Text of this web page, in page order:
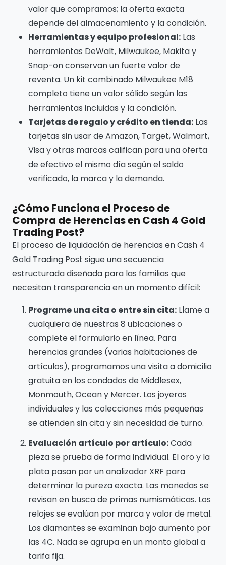
valor que compramos; la oferta exacta
depende del almacenamiento y la condición.
Herramientas y equipo profesional: Las
herramientas DeWalt, Milwaukee, Makita y
Snap-on conservan un fuerte valor de
reventa. Un kit combinado Milwaukee M18
completo tiene un valor sólido según las
herramientas incluidas y la condición.
Tarjetas de regalo y crédito en tienda: Las
tarjetas sin usar de Amazon, Target, Walmart,
Visa y otras marcas califican para una oferta
de efectivo el mismo día según el saldo
verificado, la marca y la demanda.
¿Cómo Funciona el Proceso de
Compra de Herencias en Cash 4 Gold
Trading Post?
El proceso de liquidación de herencias en Cash 4
Gold Trading Post sigue una secuencia
estructurada diseñada para las familias que
necesitan transparencia en un momento difícil:
Programe una cita o entre sin cita: Llame a
cualquiera de nuestras 8 ubicaciones o
complete el formulario en línea. Para
herencias grandes (varias habitaciones de
artículos), programamos una visita a domicilio
gratuita en los condados de Middlesex,
Monmouth, Ocean y Mercer. Los joyeros
individuales y las colecciones más pequeñas
se atienden sin cita y sin necesidad de turno.
Evaluación artículo por artículo:Cada
pieza se prueba de forma individual. El oro y la
plata pasan por un analizador XRF para
determinar la pureza exacta. Las monedas se
revisan en busca de primas numismáticas. Los
relojes se evalúan por marca y valor de metal.
Los diamantes se examinan bajo aumento por
las 4C. Nada se agrupa en un monto global a
tarifa fija.